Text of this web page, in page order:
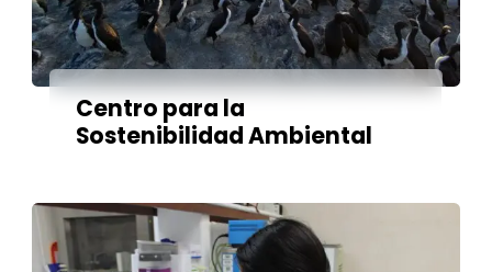
Centro para la
Sostenibilidad Ambiental